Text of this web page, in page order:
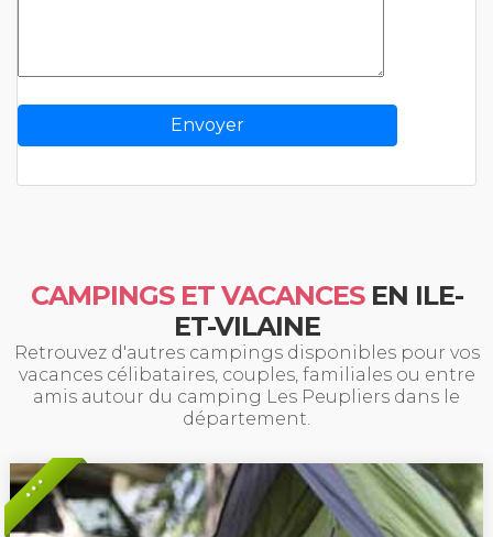
CAMPINGS ET VACANCESEN ILE-
ET-VILAINE
Retrouvez d'autres campings disponibles pour vos
vacances célibataires, couples, familiales ou entre
amis autour du camping Les Peupliers dans le
département.
* * *